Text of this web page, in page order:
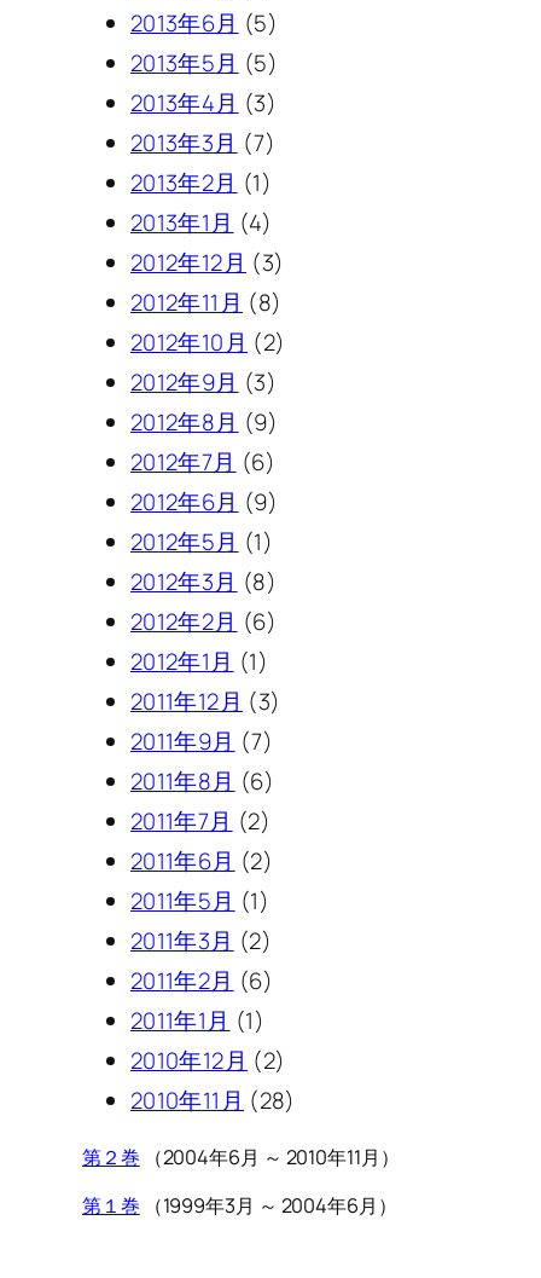
2013年6月 (5)
2013年5月 (5)
2013年4月 (3)
2013年3月 (7)
2013年2月 (1)
2013年1月 (4)
2012年12月 (3)
2012年11月 (8)
2012年10月 (2)
2012年9月 (3)
2012年8月 (9)
2012年7月 (6)
2012年6月 (9)
2012年5月 (1)
2012年3月 (8)
2012年2月 (6)
2012年1月 (1)
2011年12月 (3)
2011年9月 (7)
2011年8月 (6)
2011年7月 (2)
2011年6月 (2)
2011年5月 (1)
2011年3月 (2)
2011年2月 (6)
2011年1月 (1)
2010年12月 (2)
2010年11月 (28)
第２巻 （2004年6月 ～ 2010年11月）
第１巻 （1999年3月 ～ 2004年6月）